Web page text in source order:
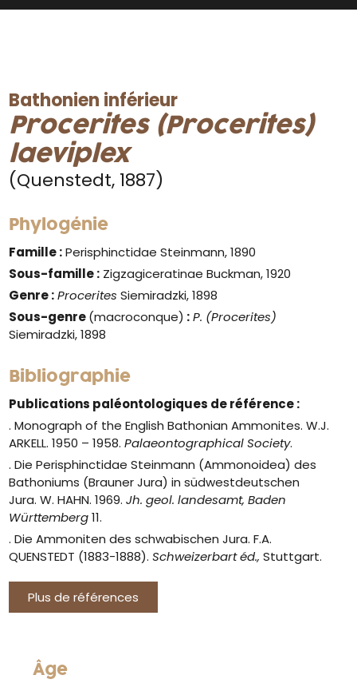
Bathonien inférieur
Procerites (Procerites)
laeviplex
(Quenstedt, 1887)
Phylogénie
Famille :Perisphinctidae Steinmann, 1890
Sous-famille : Zigzagiceratinae Buckman, 1920
Genre: Procerites Siemiradzki, 1898
Sous-genre(macroconque) :P. (Procerites)
Siemiradzki, 1898
Bibliographie
Publications paléontologiques de référence :
. Monograph of the English Bathonian Ammonites. W.J.
ARKELL. 1950 – 1958.Palaeontographical Society.
. Die Perisphinctidae Steinmann (Ammonoidea) des
Bathoniums (Brauner Jura) in südwestdeutschen
Jura. W. HAHN. 1969.Jh. geol. landesamt, Baden
Württemberg11.
. Die Ammoniten des schwabischen Jura. F.A.
QUENSTEDT (1883-1888).Schweizerbart éd.,Stuttgart.
Plus de références
Âge